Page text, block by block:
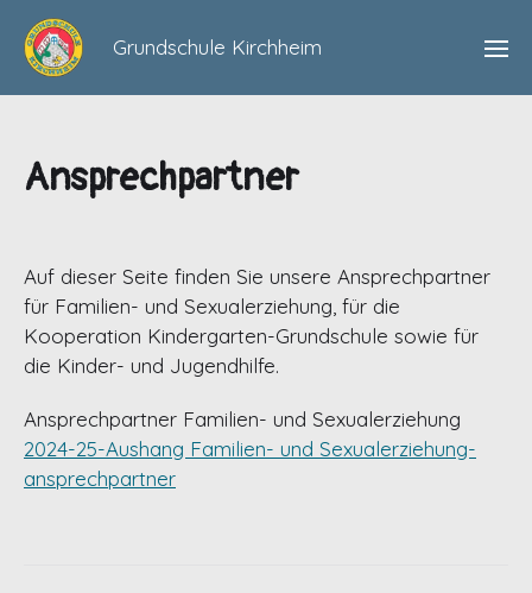
Grundschule Kirchheim
Ansprechpartner
Auf dieser Seite finden Sie unsere Ansprechpartner
für Familien- und Sexualerziehung, für die
Kooperation Kindergarten-Grundschule sowie für
die Kinder- und Jugendhilfe.
Ansprechpartner Familien- und Sexualerziehung
2024-25-Aushang Familien- und Sexualerziehung-
ansprechpartner